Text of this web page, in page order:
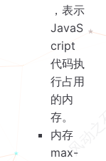
，表示
JavaS
cript
代码执
行占用
的内
存。
内存
max-